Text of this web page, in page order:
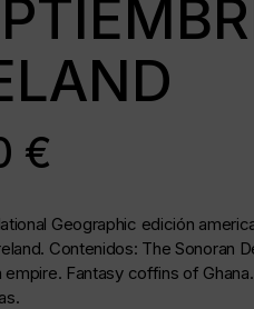
€
Geographic edición
Contenidos: The Sonoran
empire. Fantasy coffins of Ghana.